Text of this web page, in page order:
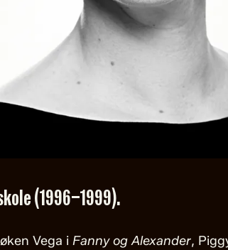
(1996–1999).
Vega i Fanny og Alexander,